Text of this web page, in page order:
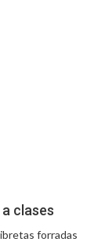
clases
forradas